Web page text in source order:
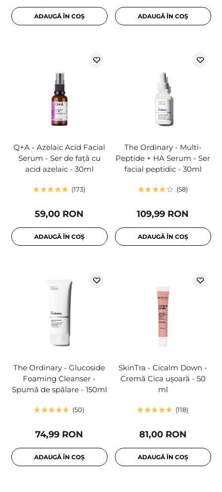
ADAUGĂ ÎN COȘ ADAUGĂ ÎN COȘ
Q+A - Azelaic Acid Facial
Serum - Ser de față cu
acid azelaic - 30ml
173
59,00 RON
ADAUGĂ ÎN COȘ
The Ordinary - Multi-
Peptide + HA Serum - Ser
facial peptidic - 30ml
58
109,99 RON
ADAUGĂ ÎN COȘ
The Ordinary - Glucoside
Foaming Cleanser -
Spumă de spălare - 150ml
50
74,99 RON
ADAUGĂ ÎN COȘ
SkinTra - Cicalm Down -
Cremă Cica ușoară - 50
ml
118
81,00 RON
ADAUGĂ ÎN COȘ